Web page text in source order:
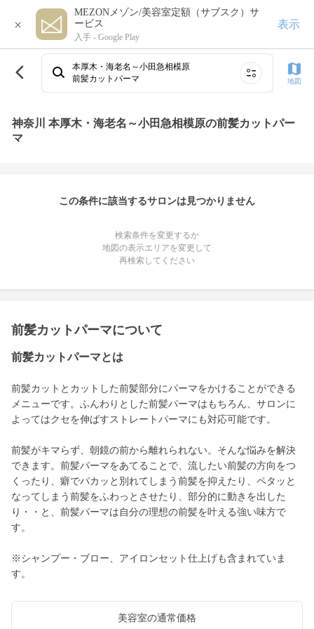
×
MEZONメゾン/美容室定額（サブスク）サ
ービス
入手 - Google Play
表示
本厚木・海老名～小田急相模原
前髪カットパーマ
地図
神奈川 本厚木・海老名～小田急相模原の前髪カットパー
マ
この条件に該当するサロンは見つかりません
検索条件を変更するか
地図の表示エリアを変更して
再検索してください
前髪カットパーマについて
前髪カットパーマとは
前髪カットとカットした前髪部分にパーマをかけることができる
メニューです。ふんわりとした前髪パーマはもちろん、サロンに
よってはクセを伸ばすストレートパーマにも対応可能です。
前髪がキマらず、朝鏡の前から離れられない。そんな悩みを解決
できます。前髪パーマをあてることで、流したい前髪の方向をつ
くったり、癖でパカッと別れてしまう前髪を抑えたり、ペタッと
なってしまう前髪をふわっとさせたり、部分的に動きを出した
り・・と、前髪パーマは自分の理想の前髪を叶える強い味方で
す。
※シャンプー・ブロー、アイロンセット仕上げも含まれていま
す。
美容室の通常価格